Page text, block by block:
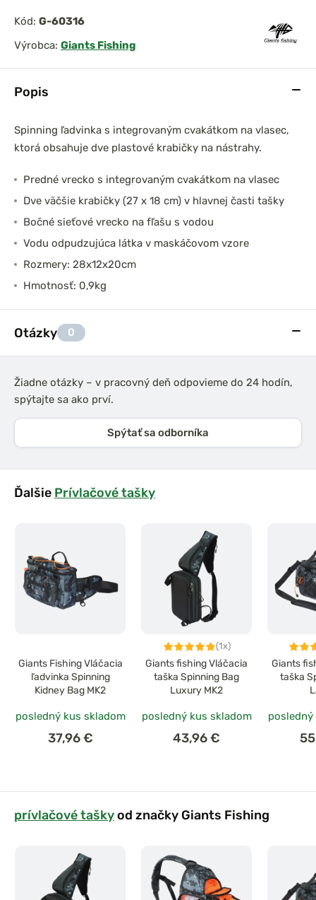
Popis
Spinning ľadvinka s integrovaným cvakátkom na vlasec,
ktorá obsahuje dve plastové krabičky na nástrahy.
Predné vrecko s integrovaným cvakátkom na vlasec
Dve väčšie krabičky (27 x 18 cm) v hlavnej časti tašky
Bočné sieťové vrecko na fľašu s vodou
Vodu odpudzujúca látka v maskáčovom vzore
Rozmery: 28x12x20cm
Hmotnosť: 0,9kg
Otázky 0
Žiadne otázky – v pracovný deň odpovieme do 24 hodín,
spýtajte sa ako prví.
Spýtať sa odborníka
Ďalšie Prívlačové tašky
Giants Fishing Vláčacia
ľadvinka Spinning
Kidney Bag MK2
posledný kus skladom
37,96 €
(1x)
Giants fishing Vláčacia
taška Spinning Bag
Luxury MK2
posledný kus skladom
43,96 €
Giants
taška
prívlačové taškyod značky Giants Fishing
Kód: G-60316
Výrobca: Giants Fishing